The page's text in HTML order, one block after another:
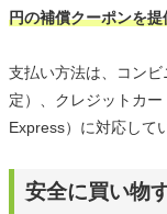
円の補償クーポンを
支払い方法は、コン
定）、クレジットカ
Express）に対応して
安全に買い物